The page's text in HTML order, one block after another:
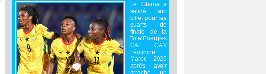
Le Ghana a
validé son
billet pour les
quarts de
finale de la
TotalEnergies
CAF CAN
Féminine
Maroc 2026
après avoir
arraché un